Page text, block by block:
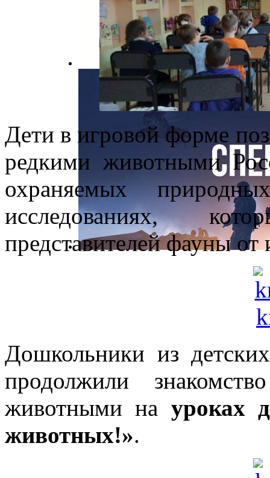
Дети в игровой форме
редкими животными
охраняемых
исследованиях,
представителей фауны от
Дошкольники из
продолжили
животными на уроках
животных!».